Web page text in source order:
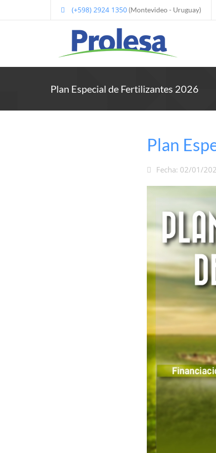
(+598) 2924 1350 (Montevideo - Uruguay)
Plan Especial de Fertilizantes 2026
Plan
Fecha: 02/01/